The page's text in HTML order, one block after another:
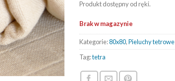
Produkt dostępny od ręki.
Brak w magazynie
Kategorie:80x80,Pieluchy tetrowe
Tag:tetra